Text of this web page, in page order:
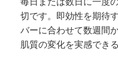
切です。即効性を期待
バーに合わせて数週間
肌質の変化を実感でき